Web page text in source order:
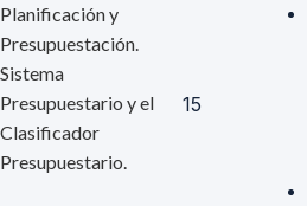
Planificación y
Presupuestación.
Sistema
Presupuestario y el
Clasificador
Presupuestario.
15